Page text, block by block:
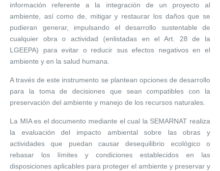
información referente a la integración de un proyecto al
ambiente, así como de, mitigar y restaurar los daños que se
pudieran generar, impulsando el desarrollo sustentable de
cualquier obra o actividad (enlistadas en el Art. 28 de la
LGEEPA) para evitar o reducir sus efectos negativos en el
ambiente y en la salud humana.
A través de este instrumento se plantean opciones de desarrollo
para la toma de decisiones que sean compatibles con la
preservación del ambiente y manejo de los recursos naturales.
La MIA es el documento mediante el cual la SEMARNAT realiza
la evaluación del impacto ambiental sobre las obras y
actividades que puedan causar desequilibrio ecológico o
rebasar los límites y condiciones establecidos en las
disposiciones aplicables para proteger el ambiente y preservar y